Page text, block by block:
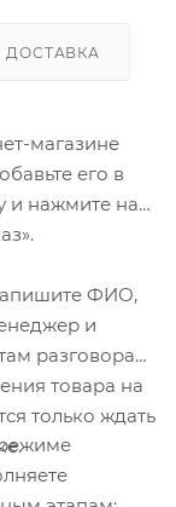
ДОСТАВКА
магазине
его в
и нажмите на
ФИО,
и
разговора
товара на
только ждать